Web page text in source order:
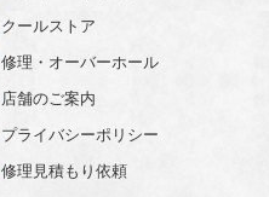
クールストア
修理・オーバーホール
店舗のご案内
プライバシーポリシー
修理見積もり依頼